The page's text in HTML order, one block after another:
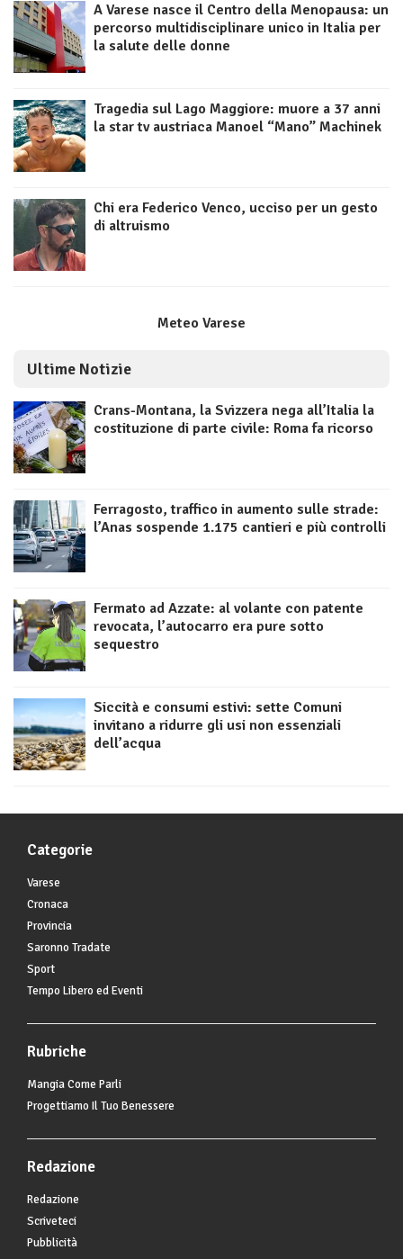
A Varese nasce il Centro della Menopausa: un
percorso multidisciplinare unico in Italia per
la salute delle donne
Tragedia sul Lago Maggiore: muore a 37 anni
la star tv austriaca Manoel “Mano” Machinek
Chi era Federico Venco, ucciso per un gesto
di altruismo
Meteo Varese
Ultime Notizie
Crans-Montana, la Svizzera nega all’Italia la
costituzione di parte civile: Roma fa ricorso
Ferragosto, traffico in aumento sulle strade:
l’Anas sospende 1.175 cantieri e più controlli
Fermato ad Azzate: al volante con patente
revocata, l’autocarro era pure sotto
sequestro
Siccità e consumi estivi: sette Comuni
invitano a ridurre gli usi non essenziali
dell’acqua
Categorie
Varese
Cronaca
Provincia
Saronno Tradate
Sport
Tempo Libero ed Eventi
Rubriche
Mangia Come Parli
Progettiamo Il Tuo Benessere
Redazione
Redazione
Scriveteci
Pubblicità